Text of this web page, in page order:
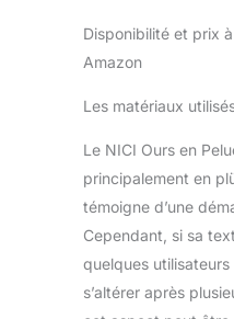
Disponibilité et prix
Amazon
Les matériaux
Le NICI Ours en
principalement en
témoigne d’une
Cependant, si sa
quelques
s’altérer après